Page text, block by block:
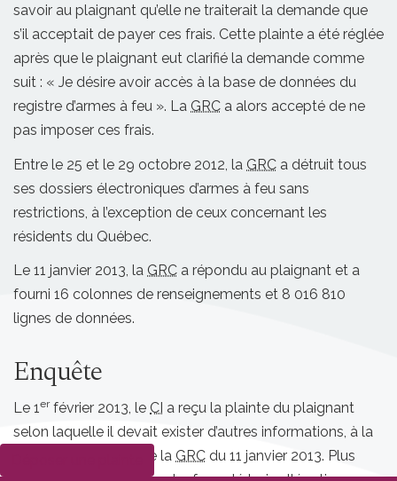
savoir au plaignant qu’elle ne traiterait la demande que
s’il acceptait de payer ces frais. Cette plainte a été réglée
après que le plaignant eut clarifié la demande comme
suit : « Je désire avoir accès à la base de données du
registre d’armes à feu ». La GRC a alors accepté de ne
pas imposer ces frais.
Entre le 25 et le 29 octobre 2012, la GRC a détruit tous
ses dossiers électroniques d’armes à feu sans
restrictions, à l’exception de ceux concernant les
résidents du Québec.
Le 11 janvier 2013, la GRC a répondu au plaignant et a
fourni 16 colonnes de renseignements et 8 016 810
lignes de données.
Enquête
Le 1 erfévrier 2013, le CI a reçu la plainte du plaignant
selon laquelle il devait exister d’autres informations, à la
suite de la réponse de la GRC du 11 janvier 2013. Plus